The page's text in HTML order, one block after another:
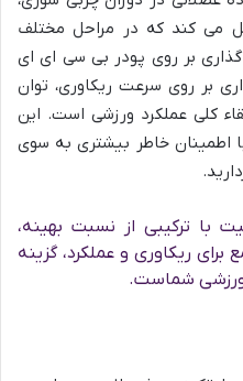
می کند که در مراحل مختلف
گذاری بر روی پودر بی سی ای ای
بر روی سرعت ریکاوری، توان
کلی عملکرد ورزشی است. این
اطمینان خاطر بیشتری به سوی
با ترکیبی از نسبت بهینه،
برای ریکاوری و عملکرد، گزینه
ورزشی شماست.